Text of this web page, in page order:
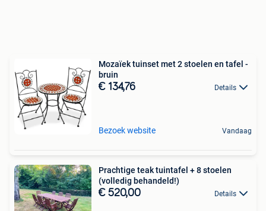
Mozaïek tuinset met 2 stoelen en tafel -
bruin
€ 134,76 Details
Bezoek website Vandaag
Prachtige teak tuintafel + 8 stoelen
(volledig behandeld!)
€ 520,00 Details